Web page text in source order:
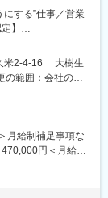
行や、資料作成
期に馴染めるよ
します。
にする”仕事／営業
】
お客様により良い
のためのコンサ
米2-4-16 大樹生
の範囲：会社の定
月給制補足事項な
円＜月給＞